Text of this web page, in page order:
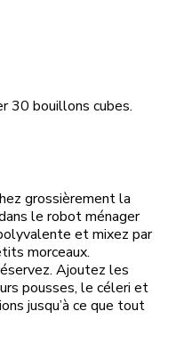
30 bouillons cubes.
grossièrement la
le robot ménager
et mixez par
morceaux.
Ajoutez les
pousses, le céleri et
jusqu’à ce que tout